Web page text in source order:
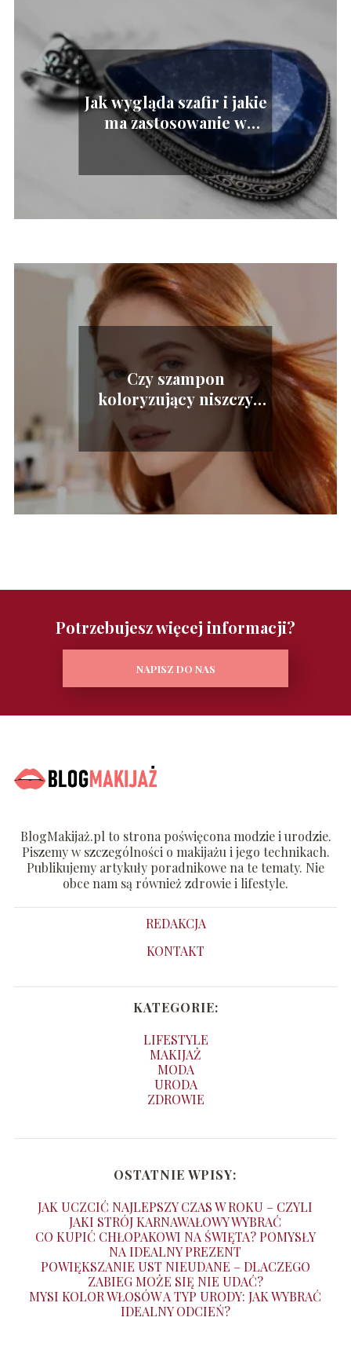
Jak wygląda szafir i jakie
ma zastosowanie w
astrologii
Czy szampon
koloryzujący niszczy
włosy? Fakty i mity
Potrzebujesz więcej informacji?
NAPISZ DO NAS
BlogMakijaż.pl to strona poświęcona modzie i urodzie.
Piszemy w szczególności o makijażu i jego technikach.
Publikujemy artykuły poradnikowe na te tematy. Nie
obce nam są również zdrowie i lifestyle.
REDAKCJA
KONTAKT
KATEGORIE:
LIFESTYLE
MAKIJAŻ
MODA
URODA
ZDROWIE
OSTATNIE WPISY:
JAK UCZCIĆ NAJLEPSZY CZAS W ROKU – CZYLI
JAKI STRÓJ KARNAWAŁOWY WYBRAĆ
CO KUPIĆ CHŁOPAKOWI NA ŚWIĘTA? POMYSŁY
NA IDEALNY PREZENT
POWIĘKSZANIE UST NIEUDANE – DLACZEGO
ZABIEG MOŻE SIĘ NIE UDAĆ?
MYSI KOLOR WŁOSÓW A TYP URODY: JAK WYBRAĆ
IDEALNY ODCIEŃ?